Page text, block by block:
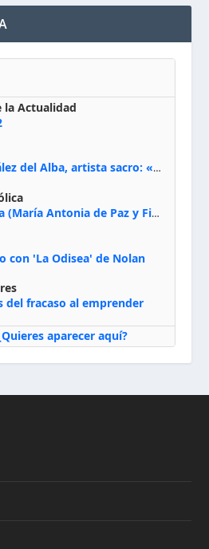
la Actualidad
José Ricardo González del Alba, artista sacro: «Yo oro, hablo con Dios, le pido al Espíritu Santo su inspiración y siempre pinto rezando el rosario para que sea Él quien actúe a través de mis manos»
Santa Mama Antula (María Antonia de Paz y Figueroa)
con 'La Odisea' de Nolan
del fracaso al emprender
aparecer aquí?